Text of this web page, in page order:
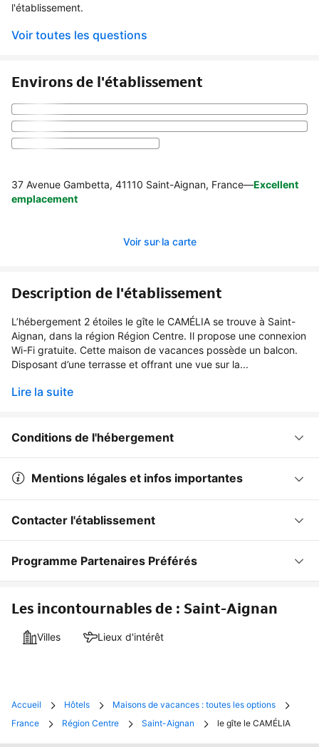
l'établissement.
Voir toutes les questions
Environs de l'établissement
37 Avenue Gambetta, 41110 Saint-Aignan, France—Excellent
emplacement
Voir sur la carte
Description de l'établissement
L’hébergement 2 étoiles le gîte le CAMÉLIA se trouve à Saint-
Aignan, dans la région Région Centre. Il propose une connexion
Wi-Fi gratuite. Cette maison de vacances possède un balcon.
Disposant d’une terrasse et offrant une vue sur la...
Lire la suite
Conditions de l'hébergement
Mentions légales et infos importantes
Contacter l'établissement
Programme Partenaires Préférés
Les incontournables de : Saint-Aignan
Villes Lieux d'intérêt
Accueil Hôtels
Maisons de vacances : toutes les options
France
Région Centre Saint-Aignan le gîte le CAMÉLIA